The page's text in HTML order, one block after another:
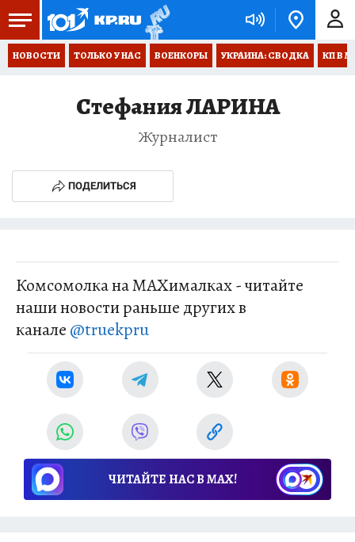
НОВОСТИ ТОЛЬКО У НАС ВОЕНКОРЫ УКРАИНА: СВОДКА КП В
Стефания ЛАРИНА
Журналист
ПОДЕЛИТЬСЯ
Комсомолка на MAXималках - читайте
наши новости раньше других в
канале @truekpru
ЧИТАЙТЕ НАС В МАХ!